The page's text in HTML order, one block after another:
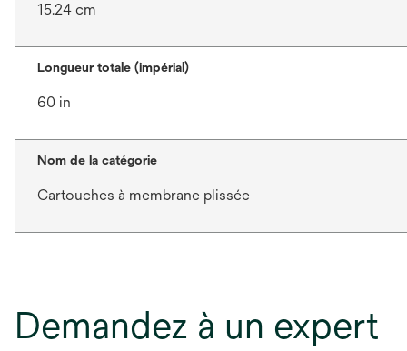
15.24 cm
Longueur totale (impérial)
60 in
Nom de la catégorie
Cartouches à membrane plissée
Demandez à un expert